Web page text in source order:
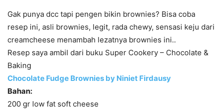
Gak punya dcc tapi pengen bikin brownies? Bisa coba
resep ini, asli brownies, legit, rada chewy, sensasi keju dari
creamcheese menambah lezatnya brownies ini..
Resep saya ambil dari buku Super Cookery – Chocolate &
Baking
Chocolate Fudge Brownies by Niniet Firdausy
Bahan:
200 gr low fat soft cheese